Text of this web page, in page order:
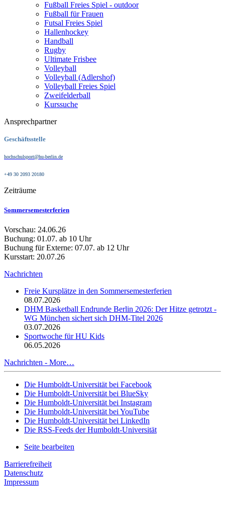
Fußball Freies Spiel - outdoor
Fußball für Frauen
Futsal Freies Spiel
Hallenhockey
Handball
Rugby
Ultimate Frisbee
Volleyball
Volleyball (Adlershof)
Volleyball Freies Spiel
Zweifelderball
Kurssuche
Ansprechpartner
Geschäftsstelle
hochschulsport@hu-berlin.de
+49 30 2093 20180
Zeiträume
Sommersemesterferien
Vorschau: 24.06.26
Buchung: 01.07. ab 10 Uhr
Buchung für Externe: 07.07. ab 12 Uhr
Kursstart: 20.07.26
Nachrichten
Freie Kursplätze in den Sommersemesterferien
08.07.2026
DHM Basketball Endrunde Berlin 2026: Der Hitze getrotzt -
WG München sichert sich DHM-Titel 2026
03.07.2026
Sportwoche für HU Kids
06.05.2026
Nachrichten - More…
Die Humboldt-Universität bei Facebook
Die Humboldt-Universität bei BlueSky
Die Humboldt-Universität bei Instagram
Die Humboldt-Universität bei YouTube
Die Humboldt-Universität bei LinkedIn
Die RSS-Feeds der Humboldt-Universität
Seite bearbeiten
Barrierefreiheit
Datenschutz
Impressum